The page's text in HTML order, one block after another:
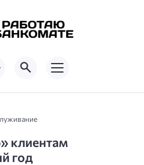
клиентам
год